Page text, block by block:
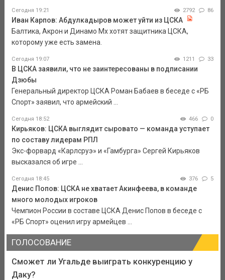
Сегодня 19:21 2792 86
Иван Карпов: Абдулкадыров может уйти из ЦСКА
Балтика, Акрон и Динамо Мх хотят защитника ЦСКА,
которому уже есть замена.
Сегодня 19:07 1211 33
В ЦСКА заявили, что не заинтересованы в подписании
Дзюбы
Генеральный директор ЦСКА Роман Бабаев в беседе с «РБ
Спорт» заявил, что армейский ...
Сегодня 18:52 466 0
Кирьяков: ЦСКА выглядит сыровато — команда уступает
по составу лидерам РПЛ
Экс-форвард «Карлсруэ» и «Гамбурга» Сергей Кирьяков
высказался об игре ...
Сегодня 18:45 376 5
Денис Попов: ЦСКА не хватает Акинфеева, в команде
много молодых игроков
Чемпион России в составе ЦСКА Денис Попов в беседе с
«РБ Спорт» оценил игру армейцев ...
ГОЛОСОВАНИЕ
Сможет ли Угальде выиграть конкуренцию у
Даку?